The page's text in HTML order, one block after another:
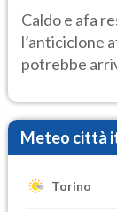
Caldo e afa
l’anticiclone
potrebbe
Meteo città
Torino